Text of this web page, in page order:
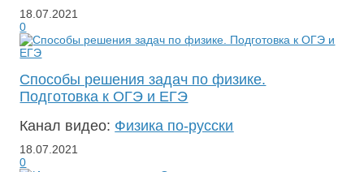
18.07.2021
0
Способы решения задач по физике.
Подготовка к ОГЭ и ЕГЭ
Канал видео: Физика по-русски
18.07.2021
0